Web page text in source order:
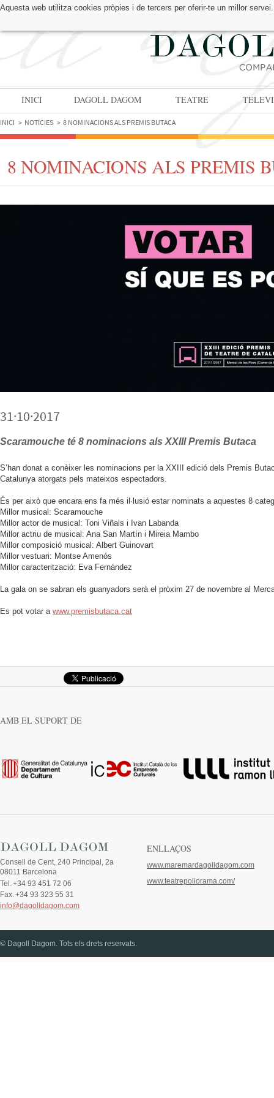
Aquesta web utilitza cookies pròpies i de tercers per oferir-te un millor
TROBA'NS A:
INICI DAGOLL DAGOM TEATRE
INICI NOTÍCIES 8 NOMINACIONS ALS PREMIS BUTACA
8 NOMINACIONS ALS PREMIS
31·10·2017
Scaramouche té 8 nominacions als XXIII Premis Butaca
S’han donat a conèixer les nominacions per la XXIII edició dels Premis
Catalunya atorgats pels mateixos espectadors.
És per això que encara ens fa més il·lusió estar nominats a aquestes 8
Millor musical: Scaramouche
Millor actor de musical: Toni Viñals i Ivan Labanda
Millor actriu de musical: Ana San Martín i Mireia Mambo
Millor composició musical: Albert Guinovart
Millor vestuari: Montse Amenós
Millor caracterització: Eva Fernández
La gala on se sabran els guanyadors serà el pròxim 27 de novembre al
Es pot votar a www.premisbutaca.cat
AMB EL SUPORT DE
Consell de Cent, 240 Principal, 2a
08011 Barcelona
Tel. +34 93 451 72 06
Fax. +34 93 323 55 31
info@dagolldagom.com
ENLLAÇOS
www.maremardagolldagom.com
www.teatrepoliorama.com/
© Dagoll Dagom. Tots els drets reservats.